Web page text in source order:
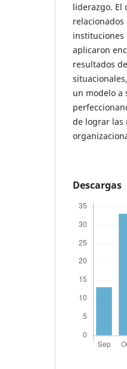
liderazgo. El
instituciones
aplicaron
resultados
un modelo a
de lograr las
Descargas